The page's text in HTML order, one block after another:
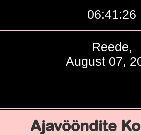
06:41:27
Reede,
August 07,
Ajavööndite